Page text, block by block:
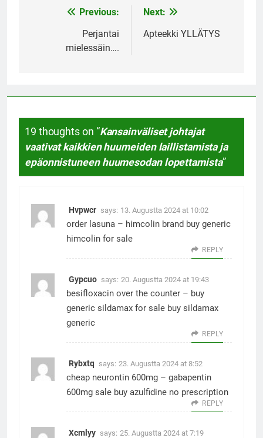
navigation
Previous:
Perjantai
mielessäin….
Next:
Apteekki YLLÄTYS
19 thoughts on “Kansainväliset johtajat
vaativat kaikkien huumeiden laillistamista ja
epäonnistuneen huumesodan lopettamista”
Hvpwcr says: 13. Augustta 2024 at 10:02
order lasuna – himcolin brand buy generic
himcolin for sale
REPLY
Gypcuo says: 20. Augustta 2024 at 19:43
besifloxacin over the counter – buy
generic sildamax for sale buy sildamax
generic
REPLY
Rybxtq says: 23. Augustta 2024 at 8:52
cheap neurontin 600mg – gabapentin
600mg sale buy azulfidine no prescription
REPLY
Xcmlyy says: 25. Augustta 2024 at 7:19